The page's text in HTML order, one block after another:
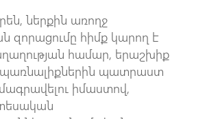
ներքին առողջ
զորացումը հիմք կարող է
համար, երաշխիք
պատրաստ
իմաստով,